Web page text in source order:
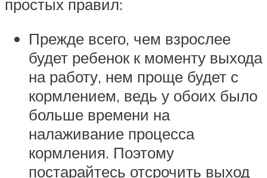
простых правил:
Прежде всего, чем взрослее
будет ребенок к моменту выхода
на работу, нем проще будет с
кормлением, ведь у обоих было
больше времени на
налаживание процесса
кормления. Поэтому
постарайтесь отсрочить выход